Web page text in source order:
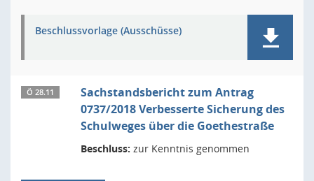
Beschlussvorlage (Ausschüsse)
Ö 28.11
Sachstandsbericht zum Antrag
0737/2018 Verbesserte Sicherung des
Schulweges über die Goethestraße
Beschluss: zur Kenntnis genommen